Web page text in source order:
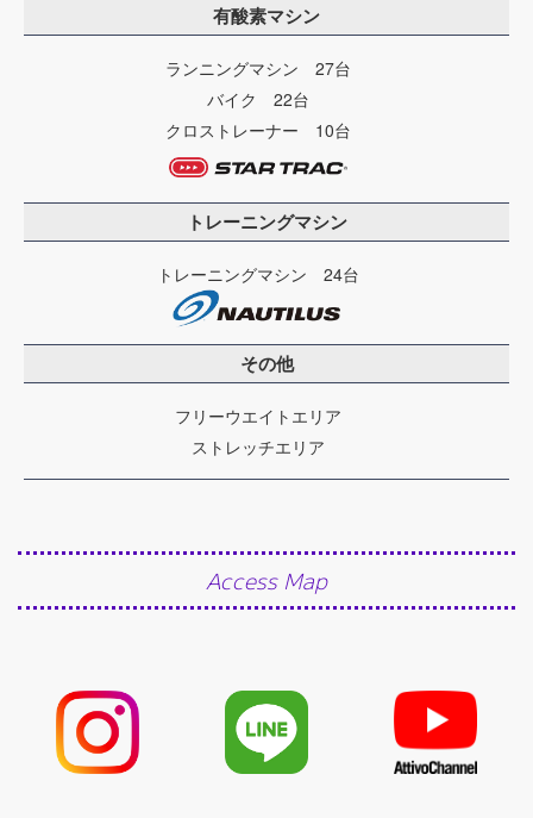
有酸素マシン
ランニングマシン 27台
バイク 22台
クロストレーナー 10台
トレーニングマシン
トレーニングマシン 24台
その他
フリーウエイトエリア
ストレッチエリア
Access Map